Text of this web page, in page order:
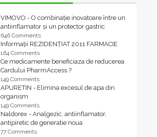
VIMOVO - O combinație inovatoare între un
antiinflamator și un protector gastric
646 Comments
Informații REZIDENȚIAT 2011 FARMACIE
164 Comments
Ce medicamente beneficiaza de reducerea
Cardului PharmAccess ?
149 Comments
APURETIN - Elimina excesul de apa din
organism
149 Comments
Naldorex - Analgezic, antiinflamator,
antipiretic de generatie noua
77 Comments